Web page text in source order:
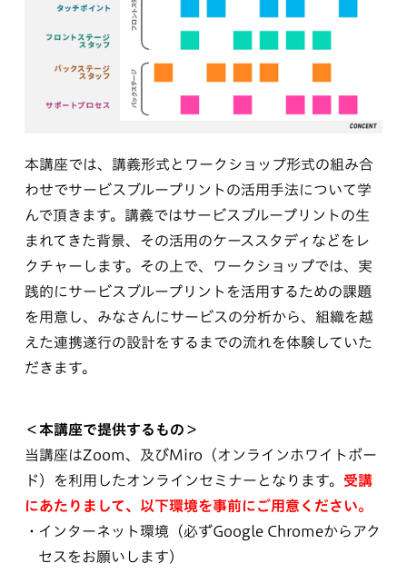
本講座では、講義形式とワークショップ形式の組み合
わせでサービスブループリントの活用手法について学
んで頂きます。講義ではサービスブループリントの生
まれてきた背景、その活用のケーススタディなどをレ
クチャーします。その上で、ワークショップでは、実
践的にサービスブループリントを活用するための課題
を用意し、みなさんにサービスの分析から、組織を越
えた連携遂行の設計をするまでの流れを体験していた
だきます。
＜本講座で提供するもの＞
当講座はZoom、及びMiro（オンラインホワイトボー
ド）を利用したオンラインセミナーとなります。 受講
にあたりまして、以下環境を事前にご用意ください。
インターネット環境（必ずGoogle Chromeからアク
セスをお願いします）